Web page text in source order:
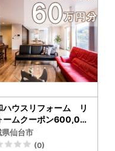
ハウスリフォーム リ
ームクーポン600,00
県仙台市
(0)